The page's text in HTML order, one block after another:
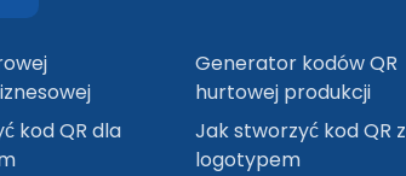
Generator kodów QR
hurtowej produkcji
kod QR dla
Jak stworzyć kod QR z
logotypem